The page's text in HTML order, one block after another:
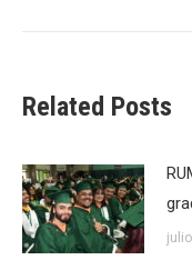
Related Posts